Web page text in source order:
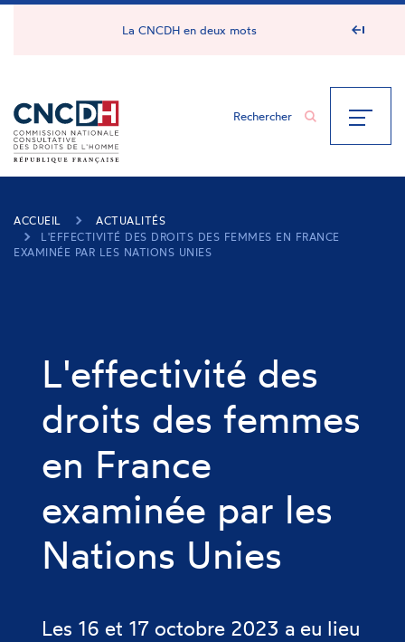
Panneau de gestion des cookies
La CNCDH en deux mots
ACCUEIL
ACTUALITÉS
L'EFFECTIVITÉ DES DROITS DES FEMMES EN FRANCE
EXAMINÉE PAR LES NATIONS UNIES
L'effectivité des
droits des femmes
en France
examinée par les
Nations Unies
Les 16 et 17 octobre 2023 a eu lieu